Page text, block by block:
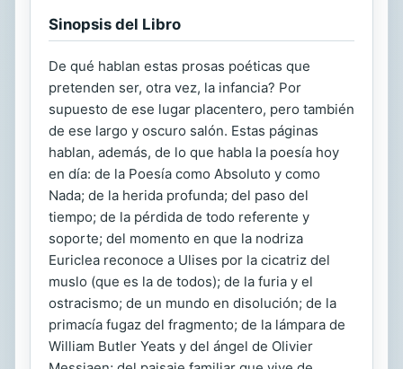
Sinopsis del Libro
De qué hablan estas prosas poéticas que
pretenden ser, otra vez, la infancia? Por
supuesto de ese lugar placentero, pero también
de ese largo y oscuro salón. Estas páginas
hablan, además, de lo que habla la poesía hoy
en día: de la Poesía como Absoluto y como
Nada; de la herida profunda; del paso del
tiempo; de la pérdida de todo referente y
soporte; del momento en que la nodriza
Euriclea reconoce a Ulises por la cicatriz del
muslo (que es la de todos); de la furia y el
ostracismo; de un mundo en disolución; de la
primacía fugaz del fragmento; de la lámpara de
William Butler Yeats y del ángel de Olivier